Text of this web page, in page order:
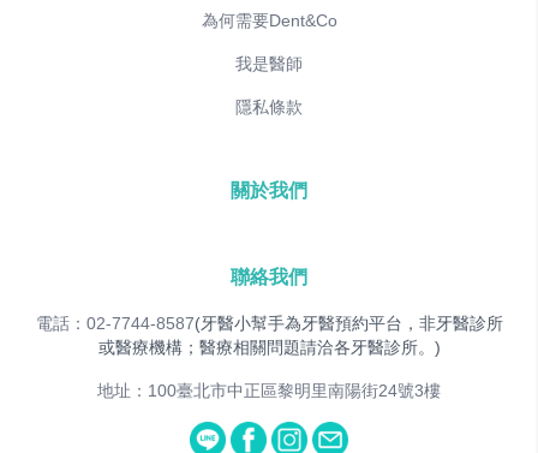
為何需要Dent&Co
我是醫師
隱私條款
關於我們
聯絡我們
電話：02-7744-8587(牙醫小幫手為牙醫預約平台，非牙醫診所
或醫療機構；醫療相關問題請洽各牙醫診所。)
地址：100臺北市中正區黎明里南陽街24號3樓